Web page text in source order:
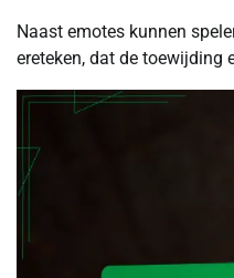
Naast emotes kunnen
ereteken, dat de toewijding